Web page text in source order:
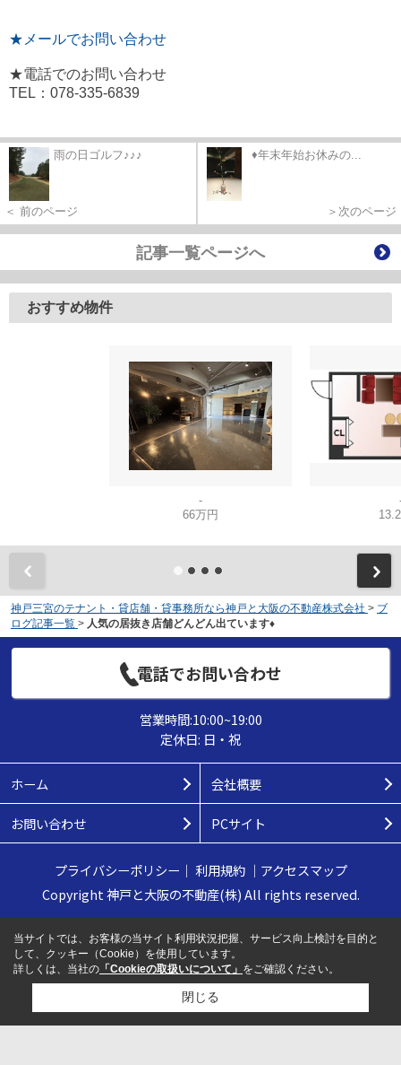
★メールでお問い合わせ
★電話でのお問い合わせ
TEL：078-335-6839
雨の日ゴルフ♪♪♪
＜ 前のページ
♦年末年始お休みの...
＞次のページ
記事一覧ページへ
おすすめ物件
-
66万円
神戸三宮のテナント・貸店舗・貸事務所なら神戸と大阪の不動産株式会社 > ブ
ログ記事一覧 > 人気の居抜き店舗どんどん出ています♦
電話でお問い合わせ
営業時間:10:00~19:00
定休日: 日・祝
ホーム 会社概要
お問い合わせ PCサイト
プライバシーポリシー ｜ 利用規約｜ アクセスマップ
Copyright 神戸と大阪の不動産(株) All rights reserved.
当サイトでは、お客様の当サイト利用状況把握、サービス向上検討を目的と
して、クッキー（Cookie）を使用しています。
詳しくは、当社の 「Cookieの取扱いについて」 をご確認ください。
閉じる